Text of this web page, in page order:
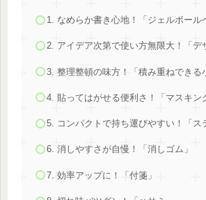
1. なめらか書き心地！「ジェルボール
2. アイデア次第で使い方無限大！「デ
3. 整理整頓の味方！「積み重ねできる
4. 貼ってはがせる便利さ！「マスキン
5. コンパクトで持ち運びやすい！「ス
6. 消しやすさが自慢！「消しゴム」
7. 効率アップに！「付箋」